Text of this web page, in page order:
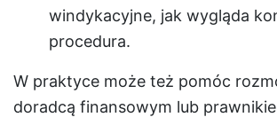
windykacyjne, jak wygląda
procedura.
W praktyce może też pomóc
doradcą finansowym lub